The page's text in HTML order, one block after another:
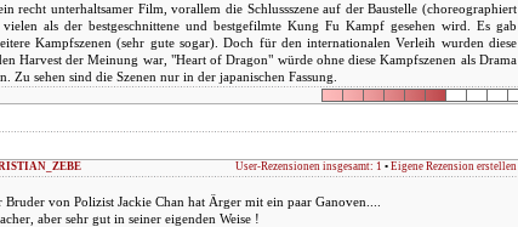
recht unterhaltsamer Film, vorallem die Schlussszene auf der Baustelle (choreographiert
als der bestgeschnittene und bestgefilmte Kung Fu Kampf gesehen wird. Es gab
Kampfszenen (sehr gute sogar). Doch für den internationalen Verleih wurden diese
Harvest der Meinung war, "Heart of Dragon" würde ohne diese Kampfszenen als Drama
Zu sehen sind die Szenen nur in der japanischen Fassung.
User-Rezensionen insgesamt: 1 • Eigene Rezension erstellen
von Polizist Jackie Chan hat Ärger mit ein paar Ganoven....
aber sehr gut in seiner eigenden Weise !